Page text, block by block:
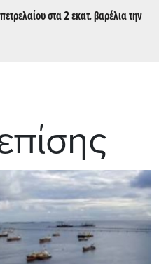
στα 2 εκατ. βαρέλια την